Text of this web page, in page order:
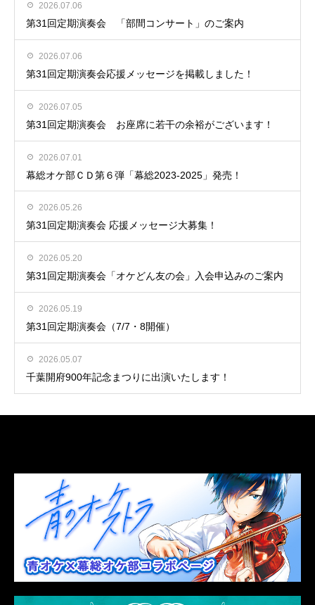
2026.07.06
第31回定期演奏会 「部間コンサート」のご案内
2026.07.06
第31回定期演奏会応援メッセージを掲載しました！
2026.07.05
第31回定期演奏会 お座席に若干の余裕がございます！
2026.07.01
幕総オケ部ＣＤ第６弾「幕総2023-2025」発売！
2026.05.26
第31回定期演奏会 応援メッセージ大募集！
2026.05.20
第31回定期演奏会「オケどん友の会」入会申込みのご案内
2026.05.19
第31回定期演奏会（7/7・8開催）
2026.05.07
千葉開府900年記念まつりに出演いたします！